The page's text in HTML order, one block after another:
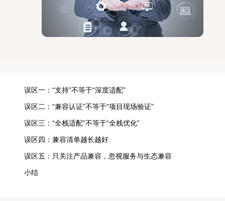
误区一：“支持”不等于“深度适配”
误区二：“兼容认证”不等于“项目现场验证”
误区三：“全栈适配”不等于“全栈优化”
误区四：兼容清单越长越好
误区五：只关注产品兼容，忽视服务与生态兼容
小结